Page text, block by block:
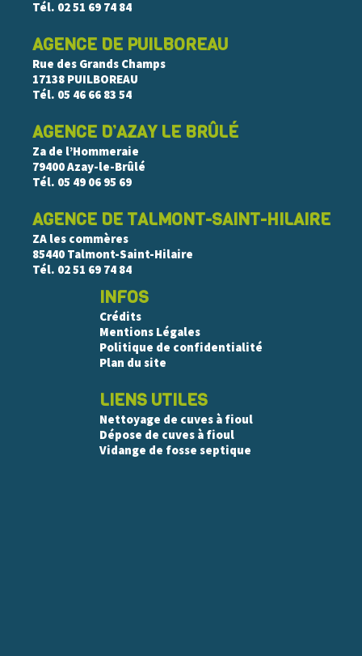
Tél. 02 51 69 74 84
AGENCE DE PUILBOREAU
Rue des Grands Champs
17138 PUILBOREAU
Tél. 05 46 66 83 54
AGENCE D’AZAY LE BRÛLÉ
Za de l’Hommeraie
79400 Azay-le-Brûlé
Tél. 05 49 06 95 69
AGENCE DE TALMONT-SAINT-HILAIRE
ZA les commères
85440 Talmont-Saint-Hilaire
Tél. 02 51 69 74 84
INFOS
Crédits
Mentions Légales
Politique de confidentialité
Plan du site
LIENS UTILES
Nettoyage de cuves à fioul
Dépose de cuves à fioul
Vidange de fosse septique